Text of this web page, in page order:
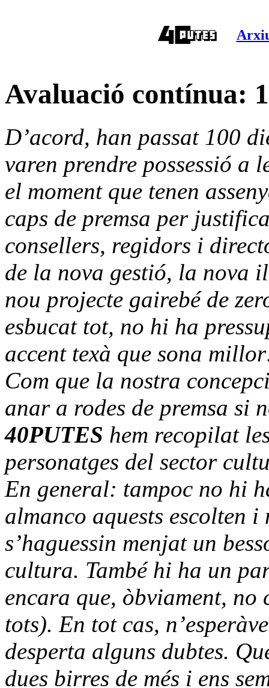
Avaluació contínua:
D’acord, han passat 100
varen prendre possessió a
el moment que tenen
caps de premsa per
consellers, regidors i
de la nova gestió, la nova
nou projecte gairebé de
esbucat tot, no hi ha
accent texà que sona
Com que la nostra
anar a rodes de premsa si
40PUTES hem recopilat
personatges del sector
En general: tampoc no hi
almanco aquests escolten
s’haguessin menjat un
cultura. També hi ha un
encara que, òbviament,
tots). En tot cas,
desperta alguns dubtes.
dues birres de més i ens